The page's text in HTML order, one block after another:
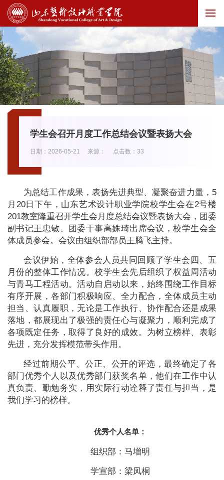
学生会召开月度工作总结会议暨表扬大会
日期：2026-05-21 来源： 点击数： 33
为总结工作成果，表扬先进典型、凝聚奋进力量，5
月20日下午，山东艺术设计职业学院校学生会在2号楼
201教室隆重召开学生会月度总结会议暨表扬大会，团委
副书记王忠敏、团委干事高姝琦出席会议，校学生会全
体成员参会。会议由组织部部员王腾飞主持。
会议伊始，全体参会人员共同回顾了学生会四、五
月份的整体工作情况。校学生会先后组织了权益周活动
与青马工程活动。活动自启动以来，始终围绕工作目标
有序开展，各部门积极响应、全力配合，全体成员主动
担当、认真履职，无论是工作执行、协作配合还是成果
落地，都展现出了极强的责任心与凝聚力，顺利完成了
各项既定任务，取得了良好的成效。为树立榜样、表彰
先进，充分发挥模范带头作用。
经过前期公平、公正、公开的评选，最终确定了各
部门优秀个人以及优秀部门获奖名单，他们在工作中认
真负责、勤勉务实，用实际行动诠释了责任与担当，是
我们学习的榜样。
优秀个人名单：
组织部：马增明
学宣部：梁凤桐